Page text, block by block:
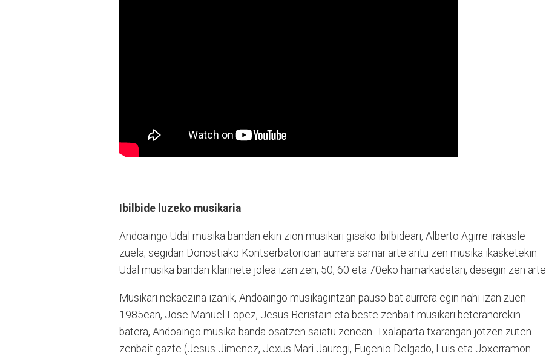
Ibilbide luzeko musikaria
Andoaingo Udal musika bandan ekin zion musikari gisako ibilbideari, Alberto Agirre irakasle
zuela; segidan Donostiako Kontserbatorioan aurrera samar arte aritu zen musika ikasketekin.
Udal musika bandan klarinete jolea izan zen, 50, 60 eta 70eko hamarkadetan, desegin zen arte.
Musikari nekaezina izanik, Andoaingo musikagintzan pauso bat aurrera egin nahi izan zuen
1985ean, Jose Manuel Lopez, Jesus Beristain eta beste zenbait musikari beteranorekin
batera, Andoaingo musika banda osatzen saiatu zenean. Txalaparta txarangan jotzen zuten
zenbait gazte (Jesus Jimenez, Jexus Mari Jauregi, Eugenio Delgado, Luis eta Joxerramon